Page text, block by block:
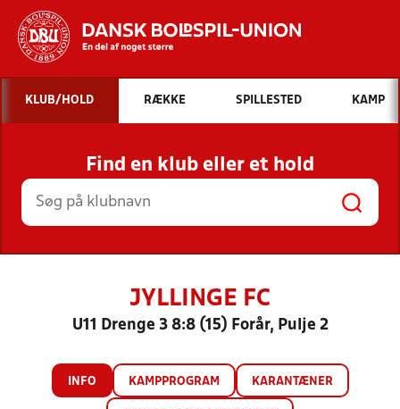
Hvad vil du søge efter?
INDHOLD OG NYHEDER
STILLINGER, RESULTATER, KLUBBER OG
HOLD
KLUB/HOLD RÆKKE SPILLESTED KAMP
Find en klub eller et hold
JYLLINGE FC
U11 Drenge 3 8:8 (15) Forår, Pulje 2
INFO KAMPPROGRAM KARANTÆNER